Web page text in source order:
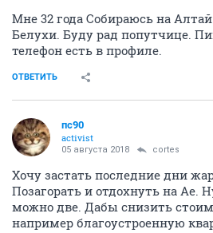
Мне 32 года Собираюсь на Алтай
Белухи. Буду рад попутчице.
телефон есть в профиле.
ОТВЕТИТЬ
пс90
activist
05 августа 2018 cortes
Хочу застать последние дни
Позагорать и отдохнуть на Ае.
можно две. Дабы снизить
например благоустроенную